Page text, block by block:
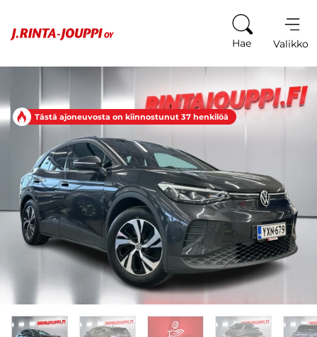
Hae Valikko
Tästä ajoneuvosta on kiinnostunut 37 henkilöä